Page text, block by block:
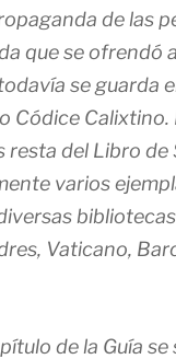
de las
que se ofrendó
se guarda
Códice Calixtino.
resta del Libro de
varios
Vaticano,
de la Guía se